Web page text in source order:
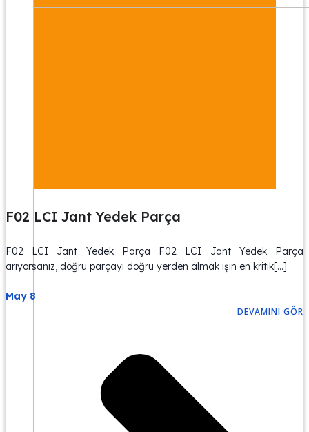
F02 LCI Jant Yedek Parça
F02 LCI Jant Yedek Parça F02 LCI Jant Yedek Parça
arıyorsanız, doğru parçayı doğru yerden almak işin en kritik[…]
May 8
DEVAMINI GÖR